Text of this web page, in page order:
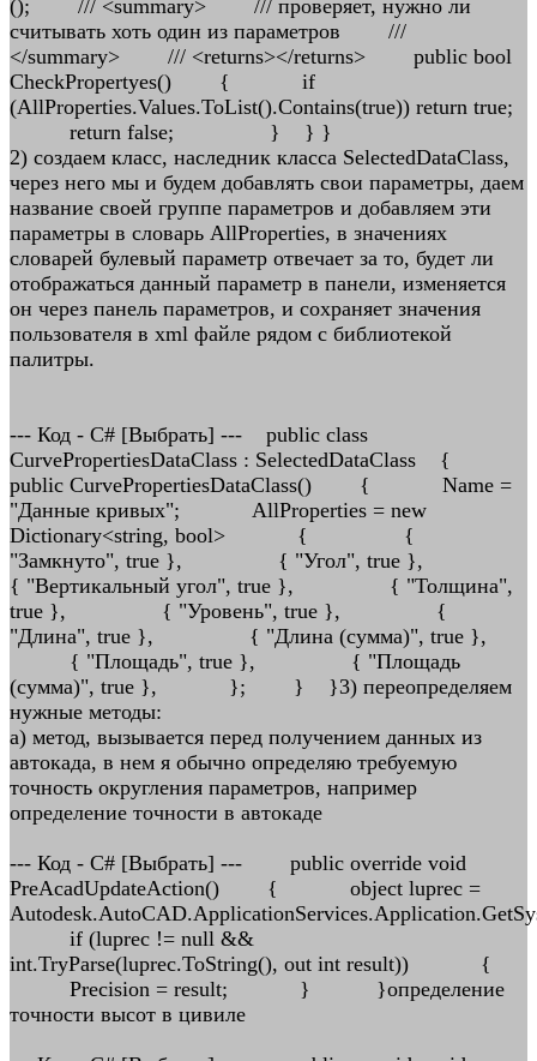
(); /// <summary> /// проверяет, нужно ли
считывать хоть один из параметров ///
</summary> /// <returns></returns> public bool
CheckPropertyes() { if
(AllProperties.Values.ToList().Contains(true)) return true;
return false; } } }
2) создаем класс, наследник класса SelectedDataClass,
через него мы и будем добавлять свои параметры, даем
название своей группе параметров и добавляем эти
параметры в словарь AllProperties, в значениях
словарей булевый параметр отвечает за то, будет ли
отображаться данный параметр в панели, изменяется
он через панель параметров, и сохраняет значения
пользователя в xml файле рядом с библиотекой
палитры.
--- Код - C# [Выбрать] --- public class
CurvePropertiesDataClass : SelectedDataClass {
public CurvePropertiesDataClass() { Name =
"Данные кривых"; AllProperties = new
Dictionary<string, bool> { {
"Замкнуто", true }, { "Угол", true },
{ "Вертикальный угол", true }, { "Толщина",
true }, { "Уровень", true }, {
"Длина", true }, { "Длина (сумма)", true },
{ "Площадь", true }, { "Площадь
(сумма)", true }, }; } }3) переопределяем
нужные методы:
а) метод, вызывается перед получением данных из
автокада, в нем я обычно определяю требуемую
точность округления параметров, например
определение точности в автокаде
--- Код - C# [Выбрать] --- public override void
PreAcadUpdateAction() { object luprec =
if (luprec != null &&
int.TryParse(luprec.ToString(), out int result)) {
Preсision = result; } }определение
точности высот в цивиле